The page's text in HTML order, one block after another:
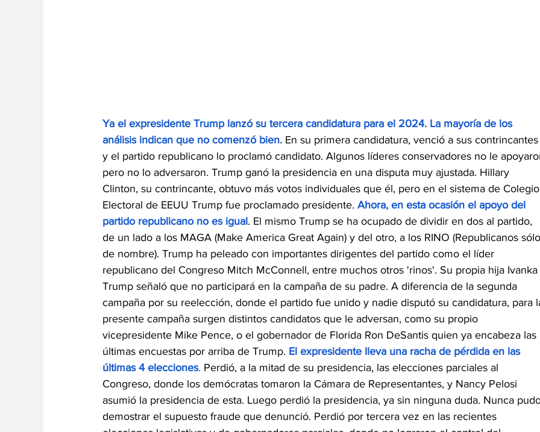
Ya el expresidente Trump lanzó su tercera candidatura para el 2024. La mayoría de los
análisis indican que no comenzó bien. En su primera candidatura, venció a sus
y el partido republicano lo proclamó candidato. Algunos líderes conservadores no le
pero no lo adversaron. Trump ganó la presidencia en una disputa muy ajustada. Hillary
Clinton, su contrincante, obtuvo más votos individuales que él, pero en el sistema de
Electoral de EEUU Trump fue proclamado presidente. Ahora, en esta ocasión el apoyo del
partido republicano no es igual. El mismo Trump se ha ocupado de dividir en dos al partido,
de un lado a los MAGA (Make America Great Again) y del otro, a los RINO (Republicanos
de nombre). Trump ha peleado con importantes dirigentes del partido como el líder
republicano del Congreso Mitch McConnell, entre muchos otros 'rinos'. Su propia hija Ivanka
Trump señaló que no participará en la campaña de su padre. A diferencia de la segunda
campaña por su reelección, donde el partido fue unido y nadie disputó su candidatura, para
presente campaña surgen distintos candidatos que le adversan, como su propio
vicepresidente Mike Pence, o el gobernador de Florida Ron DeSantis quien ya encabeza las
últimas encuestas por arriba de Trump. El expresidente lleva una racha de pérdida en las
últimas 4 elecciones. Perdió, a la mitad de su presidencia, las elecciones parciales al
Congreso, donde los demócratas tomaron la Cámara de Representantes, y Nancy Pelosi
asumió la presidencia de esta. Luego perdió la presidencia, ya sin ninguna duda. Nunca
demostrar el supuesto fraude que denunció. Perdió por tercera vez en las recientes